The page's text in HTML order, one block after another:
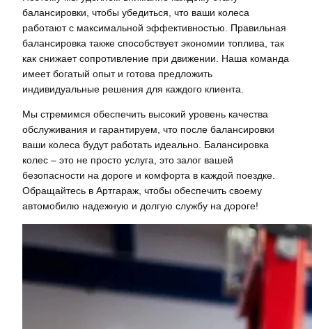
балансировки, чтобы убедиться, что ваши колеса
работают с максимальной эффективностью. Правильная
балансировка также способствует экономии топлива, так
как снижает сопротивление при движении. Наша команда
имеет богатый опыт и готова предложить
индивидуальные решения для каждого клиента.
Мы стремимся обеспечить высокий уровень качества
обслуживания и гарантируем, что после балансировки
ваши колеса будут работать идеально. Балансировка
колес – это не просто услуга, это залог вашей
безопасности на дороге и комфорта в каждой поездке.
Обращайтесь в Артгараж, чтобы обеспечить своему
автомобилю надежную и долгую службу на дороге!